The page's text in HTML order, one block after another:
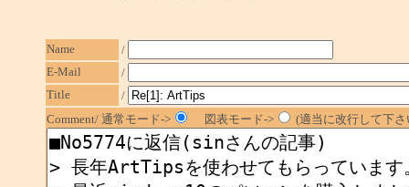
Name
/
E-Mail
/
Title
/
Comment/ 通常モード->
図表モード-> (適当に改行して下